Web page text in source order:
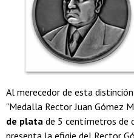
Al merecedor de esta
"Medalla Rector Juan Gómez
de plata de 5 centímetros de